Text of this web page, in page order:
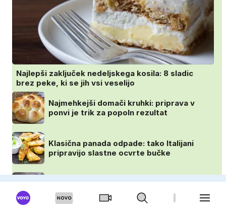
Najlepši zaključek nedeljskega kosila: 8 sladic
brez peke, ki se jih vsi veselijo
Najmehkejši domači kruhki: priprava v
ponvi je trik za popoln rezultat
Klasična panada odpade: tako Italijani
pripravijo slastne ocvrte bučke
Puding brez kuhanja: preprost trik za
pripravo v le nekaj minutah